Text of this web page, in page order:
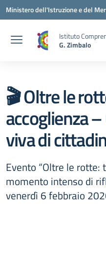
Vai ai contenuti
Vai al menu di navigazione
Vai al footer
Ministero dell'Istruzione e del
Istituto
G. Zimbalo
🎬 Oltre le
accoglienza
viva di
Evento “Oltre le rotte:
momento intenso di
venerdì 6 febbraio